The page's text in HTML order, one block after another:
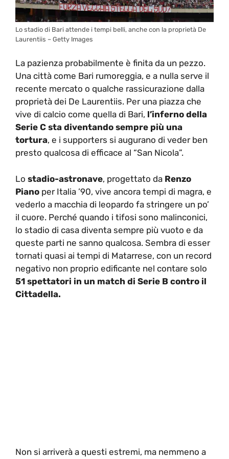
Lo stadio di Bari attende i tempi belli, anche con la proprietà De
Laurentiis – Getty Images
La pazienza probabilmente è finita da un pezzo.
Una città come Bari rumoreggia, e a nulla serve il
recente mercato o qualche rassicurazione dalla
proprietà dei De Laurentiis. Per una piazza che
vive di calcio come quella di Bari, l’inferno della
Serie C sta diventando sempre più una
tortura, e i supporters si augurano di veder ben
presto qualcosa di efficace al “San Nicola”.
Lo stadio-astronave, progettato da Renzo
Piano per Italia ’90, vive ancora tempi di magra, e
vederlo a macchia di leopardo fa stringere un po’
il cuore. Perché quando i tifosi sono malinconici,
lo stadio di casa diventa sempre più vuoto e da
queste parti ne sanno qualcosa. Sembra di esser
tornati quasi ai tempi di Matarrese, con un record
negativo non proprio edificante nel contare solo
51 spettatori in un match di Serie B contro il
Cittadella.
Non si arriverà a questi estremi, ma nemmeno a